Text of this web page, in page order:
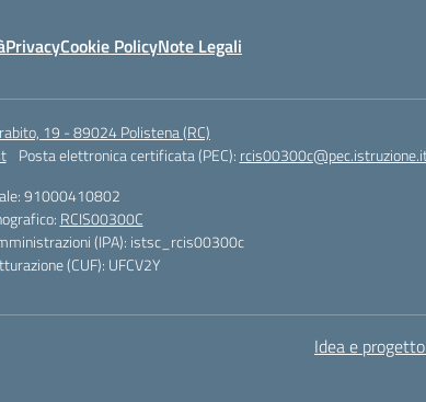
PrivacyCookie PolicyNote Legali
19 - 89024 Polistena (RC)
Posta elettronica certificata (PEC):
91000410802
RCIS00300C
(IPA): istsc_rcis00300c
(CUF): UFCV2Y
Idea e